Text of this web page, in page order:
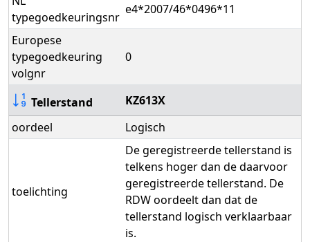
typegoedkeuringsnr
e4*2007/46*0496*11
Europese
typegoedkeuring
volgnr
0
Tellerstand
KZ613X
oordeel
Logisch
toelichting
De geregistreerde tellerstand is
telkens hoger dan de daarvoor
geregistreerde tellerstand. De
RDW oordeelt dan dat de
tellerstand logisch verklaarbaar
is.